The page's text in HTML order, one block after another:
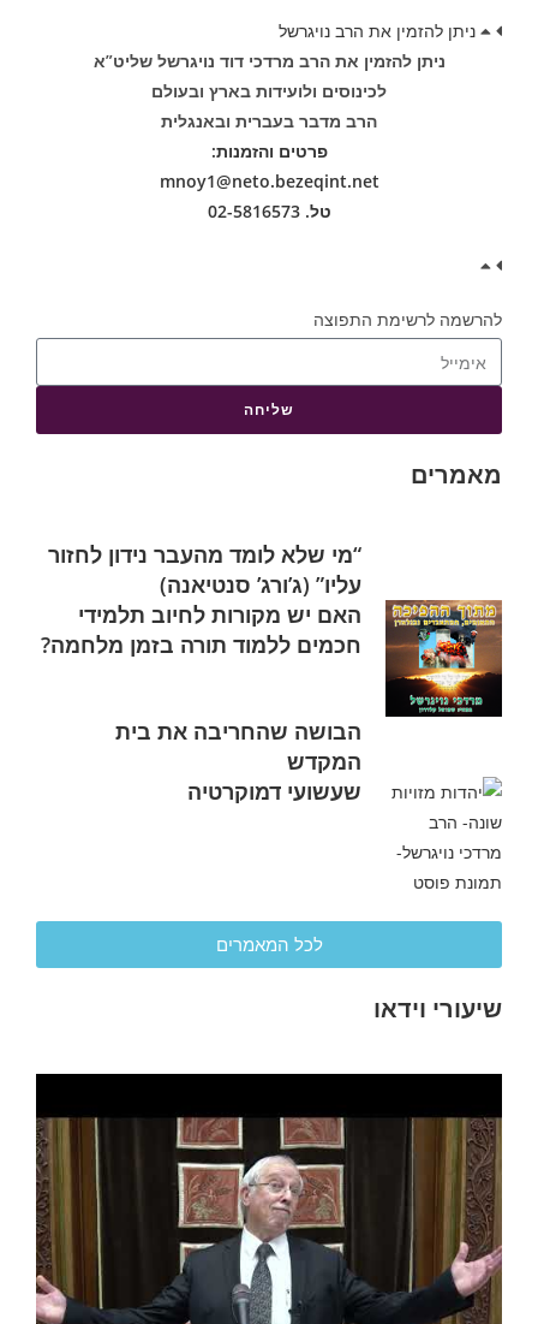
ניתן להזמין את הרב נויגרשל
ניתן להזמין את הרב מרדכי דוד נויגרשל שליט”א
לכינוסים ולועידות בארץ ובעולם
הרב מדבר בעברית ובאנגלית
פרטים והזמנות:
mnoy1@neto.bezeqint.net
טל. 02-5816573
להרשמה לרשימת התפוצה
שליחה
מאמרים
“מי שלא לומד מהעבר נידון לחזור
עליו” (ג’ורג’ סנטיאנה)
האם יש מקורות לחיוב תלמידי
חכמים ללמוד תורה בזמן מלחמה?
הבושה שהחריבה את בית
המקדש
שעשועי דמוקרטיה
לכל המאמרים
שיעורי וידאו